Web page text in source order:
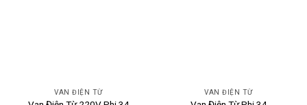
VAN ĐIỆN TỪ VAN ĐIỆN TỪ